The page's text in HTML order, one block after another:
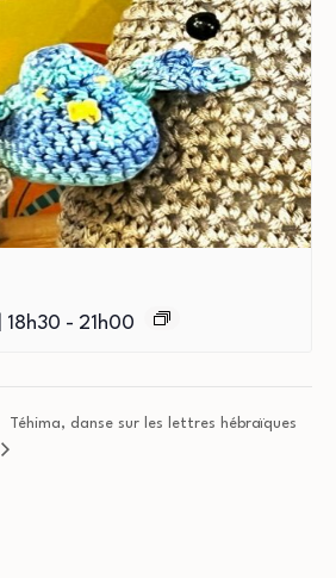
18h30 - 21h00
Téhima, danse sur les lettres hébraïques